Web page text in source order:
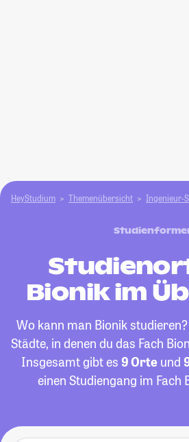
HeyStudium Themenübersicht Ingenieur-
Bionik im
Wo kann man Bionik
Städte, in denen du das Fach
Insgesamt gibt es 9 Orteund
einen Studiengang im Fach